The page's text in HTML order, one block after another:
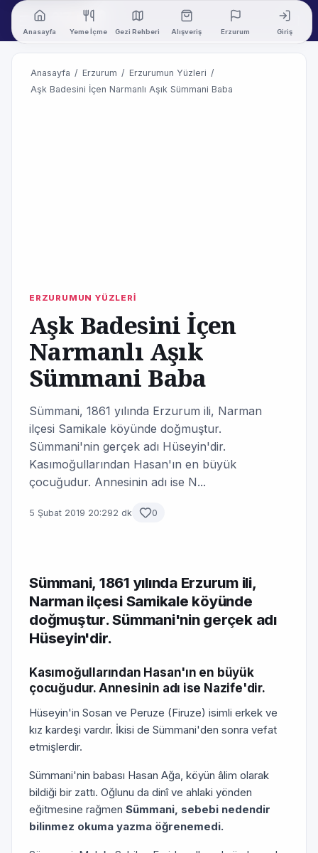
Anasayfa Yeme İçme Gezi Rehberi Alışveriş Erzurum Giriş
Anasayfa / Erzurum / Erzurumun Yüzleri /
Aşk Badesini İçen Narmanlı Aşık Sümmani Baba
ERZURUMUN YÜZLERİ
Aşk Badesini İçen
Narmanlı Aşık
Sümmani Baba
Sümmani, 1861 yılında Erzurum ili, Narman
ilçesi Samikale köyünde doğmuştur.
Sümmani'nin gerçek adı Hüseyin'dir.
Kasımoğullarından Hasan'ın en büyük
çocuğudur. Annesinin adı ise N...
5 Şubat 2019 20:292 dk 0
Sümmani, 1861 yılında Erzurum ili,
Narman ilçesi Samikale köyünde
doğmuştur. Sümmani'nin gerçek adı
Hüseyin'dir.
Kasımoğullarından Hasan'ın en büyük
çocuğudur. Annesinin adı ise Nazife'dir.
Hüseyin'in Sosan ve Peruze (Firuze) isimli erkek ve
kız kardeşi vardır. İkisi de Sümmani'den sonra vefat
etmişlerdir.
Sümmani'nin babası Hasan Ağa, köyün âlim olarak
bildiği bir zattı. Oğlunu da dinî ve ahlaki yönden
eğitmesine rağmen Sümmani, sebebi nedendir
bilinmez okuma yazma öğrenemedi.